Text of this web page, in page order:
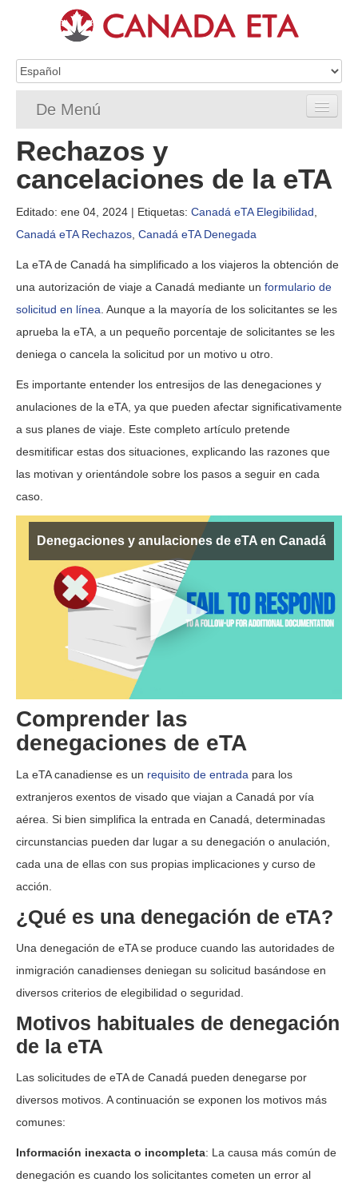
De Menú
Home
Solicitud de eTA
Requisitos de ETA
Status
Contacto
Rechazos y
cancelaciones de la eTA
Editado: ene 04, 2024 | Etiquetas: Canadá eTA Elegibilidad
Canadá eTA Rechazos Canadá eTA Denegada
La eTA de Canadá ha simplificado a los viajeros la obtención de
una autorización de viaje a Canadá mediante un formulario de
solicitud en línea . Aunque a la mayoría de los solicitantes se les
aprueba la eTA, a un pequeño porcentaje de solicitantes se les
deniega o cancela la solicitud por un motivo u otro.
Es importante entender los entresijos de las denegaciones y
anulaciones de la eTA, ya que pueden afectar significativamente
a sus planes de viaje. Este completo artículo pretende
desmitificar estas dos situaciones, explicando las razones que
las motivan y orientándole sobre los pasos a seguir en cada
caso.
Denegaciones y anulaciones de eTA en Canadá
Comprender las
denegaciones de eTA
La eTA canadiense es un requisito de entrada para los
extranjeros exentos de visado que viajan a Canadá por vía
aérea. Si bien simplifica la entrada en Canadá, determinadas
circunstancias pueden dar lugar a su denegación o anulación,
cada una de ellas con sus propias implicaciones y curso de
acción.
¿Qué es una denegación de eTA?
Una denegación de eTA se produce cuando las autoridades de
inmigración canadienses deniegan su solicitud basándose en
diversos criterios de elegibilidad o seguridad.
Motivos habituales de denegación
de la eTA
Las solicitudes de eTA de Canadá pueden denegarse por
diversos motivos. A continuación se exponen los motivos más
comunes:
Información inexacta o incompleta: La causa más común de
denegación es cuando los solicitantes cometen un error al